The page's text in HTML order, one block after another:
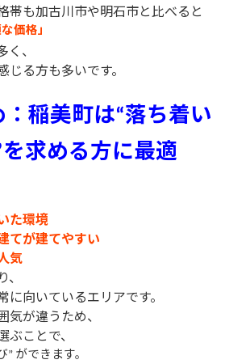
帯も加古川市や明石市と比べると
価格」
、
じる方も多いです。
：稲美町は“落ち着い
を求める方に最適
た環境
てが建てやすい
気
に向いているエリアです。
気が違うため、
ぶことで、
” ができます。